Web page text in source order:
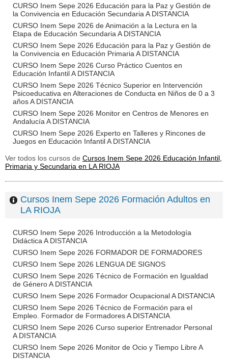
CURSO Inem Sepe 2026 Educación para la Paz y Gestión de
la Convivencia en Educación Secundaria A DISTANCIA
CURSO Inem Sepe 2026 de Animación a la Lectura en la
Etapa de Educación Secundaria A DISTANCIA
CURSO Inem Sepe 2026 Educación para la Paz y Gestión de
la Convivencia en Educación Primaria A DISTANCIA
CURSO Inem Sepe 2026 Curso Práctico Cuentos en
Educación Infantil A DISTANCIA
CURSO Inem Sepe 2026 Técnico Superior en Intervención
Psicoeducativa en Alteraciones de Conducta en Niños de 0 a 3
años A DISTANCIA
CURSO Inem Sepe 2026 Monitor en Centros de Menores en
Andalucía A DISTANCIA
CURSO Inem Sepe 2026 Experto en Talleres y Rincones de
Juegos en Educación Infantil A DISTANCIA
Ver todos los cursos de Cursos Inem Sepe 2026 Educación Infantil,
Primaria y Secundaria en LA RIOJA
Cursos Inem Sepe 2026 Formación Adultos en
LA RIOJA
CURSO Inem Sepe 2026 Introducción a la Metodología
Didáctica A DISTANCIA
CURSO Inem Sepe 2026 FORMADOR DE FORMADORES
CURSO Inem Sepe 2026 LENGUA DE SIGNOS
CURSO Inem Sepe 2026 Técnico de Formación en Igualdad
de Género A DISTANCIA
CURSO Inem Sepe 2026 Formador Ocupacional A DISTANCIA
CURSO Inem Sepe 2026 Técnico de Formación para el
Empleo. Formador de Formadores A DISTANCIA
CURSO Inem Sepe 2026 Curso superior Entrenador Personal
A DISTANCIA
CURSO Inem Sepe 2026 Monitor de Ocio y Tiempo Libre A
DISTANCIA